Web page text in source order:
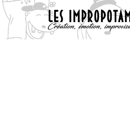
Aller
au
contenu